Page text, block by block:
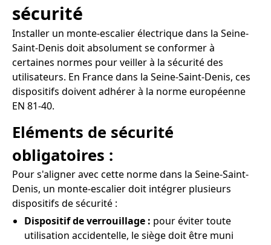
sécurité
Installer un monte-escalier électrique dans la Seine-
Saint-Denis doit absolument se conformer à
certaines normes pour veiller à la sécurité des
utilisateurs. En France dans la Seine-Saint-Denis, ces
dispositifs doivent adhérer à la norme européenne
EN 81-40.
Eléments de sécurité
obligatoires :
Pour s'aligner avec cette norme dans la Seine-Saint-
Denis, un monte-escalier doit intégrer plusieurs
dispositifs de sécurité :
Dispositif de verrouillage : pour éviter toute
utilisation accidentelle, le siège doit être muni